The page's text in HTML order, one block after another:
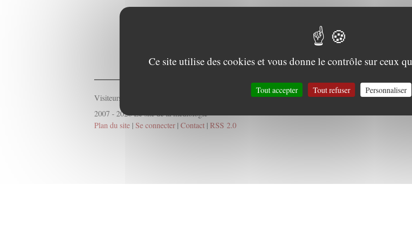
Visiteurs connectés :
2007 - 2026 Le site de la médiologie
Plan du site | Se connecter | Contact | RSS 2.0
Ce site utilise des cookies et vous donne le contrôle sur ceux
Tout accepter Tout refuser Personnaliser